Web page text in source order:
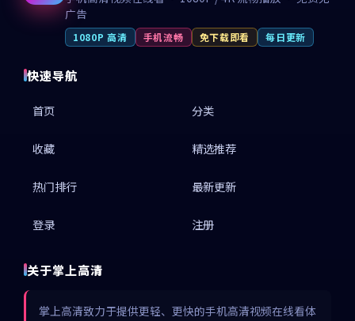
广告
1080P 高清 手机流畅 免下载即看 每日更新
快速导航
首页 分类
收藏 精选推荐
热门排行 最新更新
登录 注册
关于掌上高清
掌上高清致力于提供更轻、更快的手机高清视频在线看体